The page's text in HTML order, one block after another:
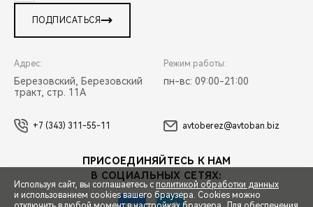
ПОДПИСАТЬСЯ
Адрес:
Березовский, Березовский
тракт, стр. 11А
Режим работы:
пн-вс: 09:00-21:00
+7 (343) 311-55-11 avtoberez@avtoban.biz
ПРИСОЕДИНЯЙТЕСЬ К НАМ
В СОЦИАЛЬНЫХ СЕТЯХ:
Используя сайт, вы соглашаетесь с политикой обработки данных
и использованием cookies вашего браузера. Cookies можно